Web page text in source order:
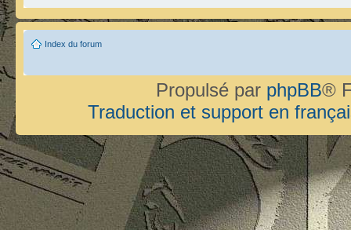
Index du forum
Propulsé par phpBB®
Traduction et support en